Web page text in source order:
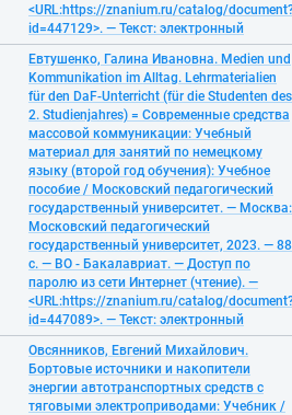
<URL:https://znanium.ru/catalog/
id=447129>. — Текст: электронный
Евтушенко, Галина Ивановна. Medien und
Kommunikation im Alltag. Lehrmaterialien
für den DaF-Unterricht (für die Studenten des
2. Studienjahres) = Современные средства
массовой коммуникации: Учебный
материал для занятий по немецкому
языку (второй год обучения): Учебное
пособие / Московский педагогический
государственный университет. — Москва:
Московский педагогический
государственный университет, 2023. — 88
с. — ВО - Бакалавриат. — Доступ по
паролю из сети Интернет (чтение). —
<URL:https://znanium.ru/catalog/
id=447089>. — Текст: электронный
Овсянников, Евгений Михайлович.
Бортовые источники и накопители
энергии автотранспортных средств с
тяговыми электроприводами: Учебник /